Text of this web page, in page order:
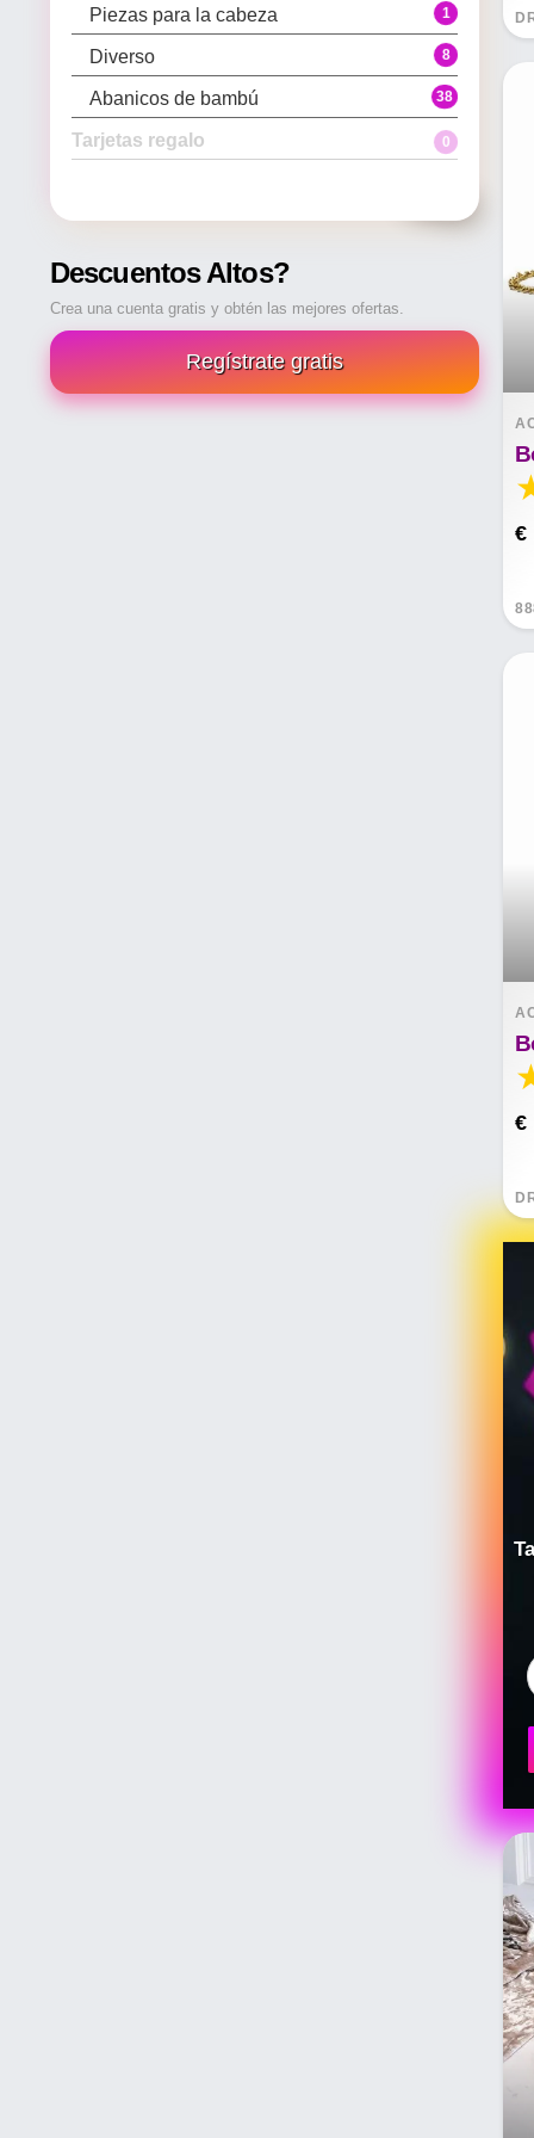
Piezas para la cabeza 1
Diverso 8
Abanicos de bambú 38
Tarjetas regalo 0
Descuentos Altos?
Crea una cuenta gratis y obtén las mejores ofertas.
Regístrate gratis
€
€